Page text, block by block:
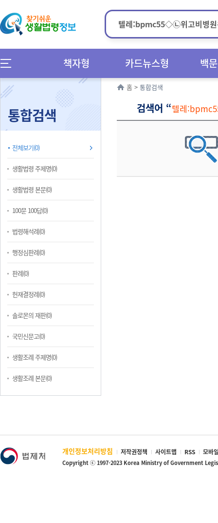
책자형 카드뉴스형 백
통합검색
전체보기(0)
생활법령 주제명(0)
생활법령 본문(0)
100문 100답(0)
법령해석례(0)
행정심판례(0)
판례(0)
헌재결정례(0)
솔로몬의 재판(0)
국민신문고(0)
생활조례 주제명(0)
생활조례 본문(0)
홈 > 통합검색
검색어 “텔레
개인정보처리방침 저작권정책 사이트맵 RSS 모바
Copyright ⓒ 1997-2023 Korea Ministry of Government